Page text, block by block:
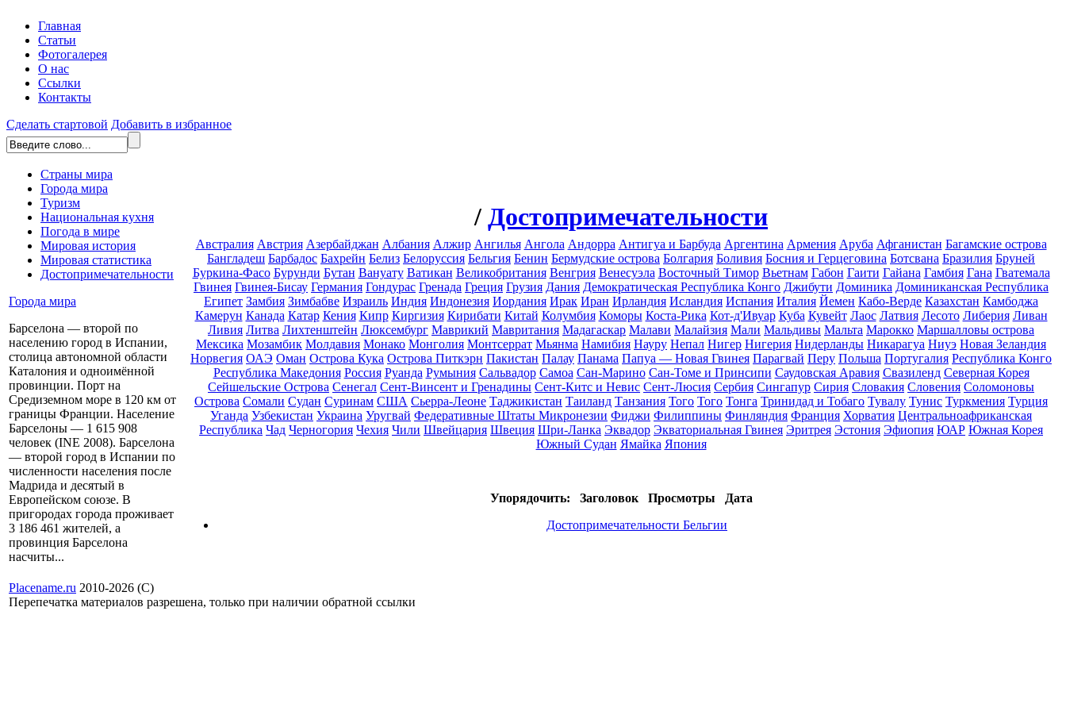
Главная
Статьи
Фотогалерея
О нас
Ссылки
Контакты
Сделать стартовой Добавить в избранное
Страны мира
Города мира
Туризм
Национальная кухня
Погода в мире
Мировая история
Мировая статистика
Достопримечательности
Города мира
Барселона — второй по
населению город в Испании,
столица автономной области
Каталония и одноимённой
провинции. Порт на
Средиземном море в 120 км от
границы Франции. Население
Барселоны — 1 615 908
человек (INE 2008). Барселона
— второй город в Испании по
численности населения после
Мадрида и десятый в
Европейском союзе. В
пригородах города проживает
3 186 461 жителей, а
провинция Барселона
насчиты...
/ Достопримечательности
Австралия Австрия Азербайджан Албания Алжир Ангилья Ангола Андорра Антигуа и Барбуда Аргентина Армения Аруба Афганистан Багамские острова
Бангладеш Барбадос Бахрейн Белиз Белоруссия Бельгия Бенин Бермудские острова Болгария Боливия Босния и Герцеговина Ботсвана Бразилия Бруней
Буркина-Фасо Бурунди Бутан Вануату Ватикан Великобритания Венгрия Венесуэла Восточный Тимор Вьетнам Габон Гаити Гайана Гамбия Гана Гватемала
Гвинея Гвинея-Бисау Германия Гондурас Гренада Греция Грузия Дания Демократическая Республика Конго Джибути Доминика Доминиканская Республика
Египет Замбия Зимбабве Израиль Индия Индонезия Иордания Ирак Иран Ирландия Исландия Испания Италия Йемен Кабо-Верде Казахстан Камбоджа
Камерун Канада Катар Кения Кипр Киргизия Кирибати Китай Колумбия Коморы Коста-Рика Кот-д'Ивуар Куба Кувейт Лаос Латвия Лесото Либерия Ливан
Ливия Литва Лихтенштейн Люксембург Маврикий Мавритания Мадагаскар Малави Малайзия Мали Мальдивы Мальта Марокко Маршалловы острова
Мексика Мозамбик Молдавия Монако Монголия Монтсеррат Мьянма Намибия Науру Непал Нигер Нигерия Нидерланды Никарагуа Ниуэ Новая Зеландия
Норвегия ОАЭ Оман Острова Кука Острова Питкэрн Пакистан Палау Панама Папуа — Новая Гвинея Парагвай Перу Польша Португалия Республика Конго
Республика Македония Россия Руанда Румыния Сальвадор Самоа Сан-Марино Сан-Томе и Принсипи Саудовская Аравия Свазиленд Северная Корея
Сейшельские Острова Сенегал Сент-Винсент и Гренадины Сент-Китс и Невис Сент-Люсия Сербия Сингапур Сирия Словакия Словения Соломоновы
Острова Сомали Судан Суринам США Сьерра-Леоне Таджикистан Таиланд Танзания Того Того Тонга Тринидад и Тобаго Тувалу Тунис Туркмения Турция
Уганда Узбекистан Украина Уругвай Федеративные Штаты Микронезии Фиджи Филиппины Финляндия Франция Хорватия Центральноафриканская
Республика Чад Черногория Чехия Чили Швейцария Швеция Шри-Ланка Эквадор Экваториальная Гвинея Эритрея Эстония Эфиопия ЮАР Южная Корея
Южный Судан Ямайка Япония
Упорядочить: Заголовок Просмотры
Дата
Достопримечательности Бельгии
Placename.ru 2010-2026 (С)
Перепечатка материалов разрешена, только при наличии обратной ссылки